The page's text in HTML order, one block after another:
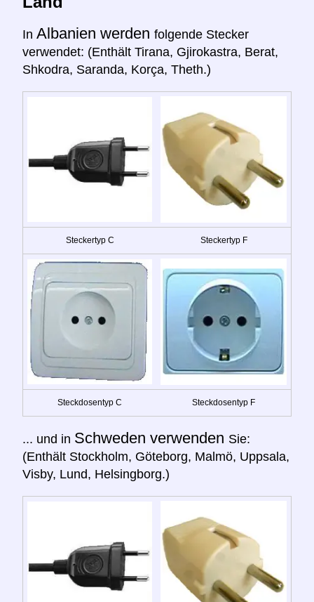
In Albanien werden folgende Stecker
verwendet: (Enthält Tirana, Gjirokastra, Berat,
Shkodra, Saranda, Korça, Theth.)
Steckertyp C Steckertyp F
Steckdosentyp C Steckdosentyp F
... und in Schweden verwenden Sie:
(Enthält Stockholm, Göteborg, Malmö, Uppsala,
Visby, Lund, Helsingborg.)